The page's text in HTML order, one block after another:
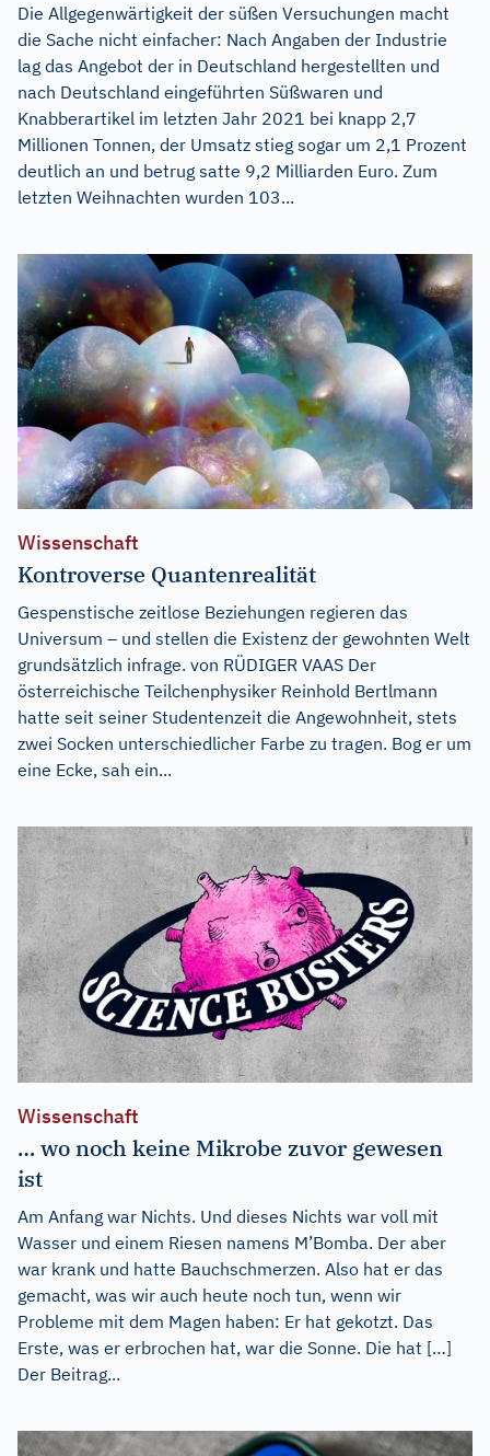
Die Allgegenwärtigkeit der süßen Versuchungen macht
die Sache nicht einfacher: Nach Angaben der Industrie
lag das Angebot der in Deutschland hergestellten und
nach Deutschland eingeführten Süßwaren und
Knabberartikel im letzten Jahr 2021 bei knapp 2,7
Millionen Tonnen, der Umsatz stieg sogar um 2,1 Prozent
deutlich an und betrug satte 9,2 Milliarden Euro. Zum
letzten Weihnachten wurden 103...
Wissenschaft
Kontroverse Quantenrealität
Gespenstische zeitlose Beziehungen regieren das
Universum – und stellen die Existenz der gewohnten Welt
grundsätzlich infrage. von RÜDIGER VAAS Der
österreichische Teilchenphysiker Reinhold Bertlmann
hatte seit seiner Studentenzeit die Angewohnheit, stets
zwei Socken unterschiedlicher Farbe zu tragen. Bog er um
eine Ecke, sah ein...
Wissenschaft
… wo noch keine Mikrobe zuvor gewesen
ist
Am Anfang war Nichts. Und dieses Nichts war voll mit
Wasser und einem Riesen namens M’Bomba. Der aber
war krank und hatte Bauchschmerzen. Also hat er das
gemacht, was wir auch heute noch tun, wenn wir
Probleme mit dem Magen haben: Er hat gekotzt. Das
Erste, was er erbrochen hat, war die Sonne. Die hat […]
Der Beitrag...